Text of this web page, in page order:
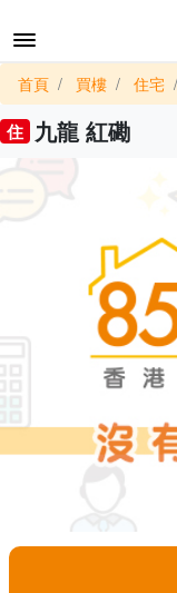
首頁 買樓 住宅
住 九龍 紅磡